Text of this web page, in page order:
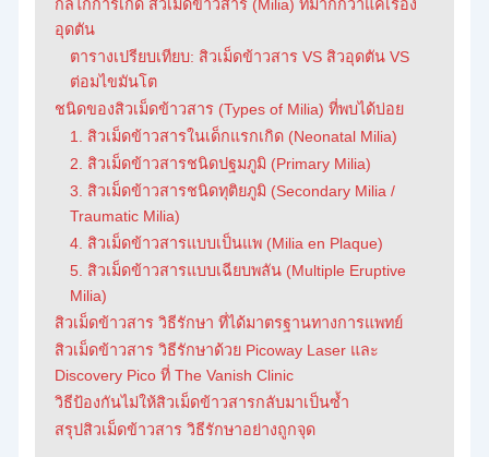
กลไกการเกิด สิวเม็ดข้าวสาร (Milia) ที่มากกว่าแค่เรื่อง
อุดตัน
ตารางเปรียบเทียบ: สิวเม็ดข้าวสาร VS สิวอุดตัน VS
ต่อมไขมันโต
ชนิดของสิวเม็ดข้าวสาร (Types of Milia) ที่พบได้บ่อย
1. สิวเม็ดข้าวสารในเด็กแรกเกิด (Neonatal Milia)
2. สิวเม็ดข้าวสารชนิดปฐมภูมิ (Primary Milia)
3. สิวเม็ดข้าวสารชนิดทุติยภูมิ (Secondary Milia /
Traumatic Milia)
4. สิวเม็ดข้าวสารแบบเป็นแพ (Milia en Plaque)
5. สิวเม็ดข้าวสารแบบเฉียบพลัน (Multiple Eruptive
Milia)
สิวเม็ดข้าวสาร วิธีรักษา ที่ได้มาตรฐานทางการแพทย์
สิวเม็ดข้าวสาร วิธีรักษาด้วย Picoway Laser และ
Discovery Pico ที่ The Vanish Clinic
วิธีป้องกันไม่ให้สิวเม็ดข้าวสารกลับมาเป็นซ้ำ
สรุปสิวเม็ดข้าวสาร วิธีรักษาอย่างถูกจุด